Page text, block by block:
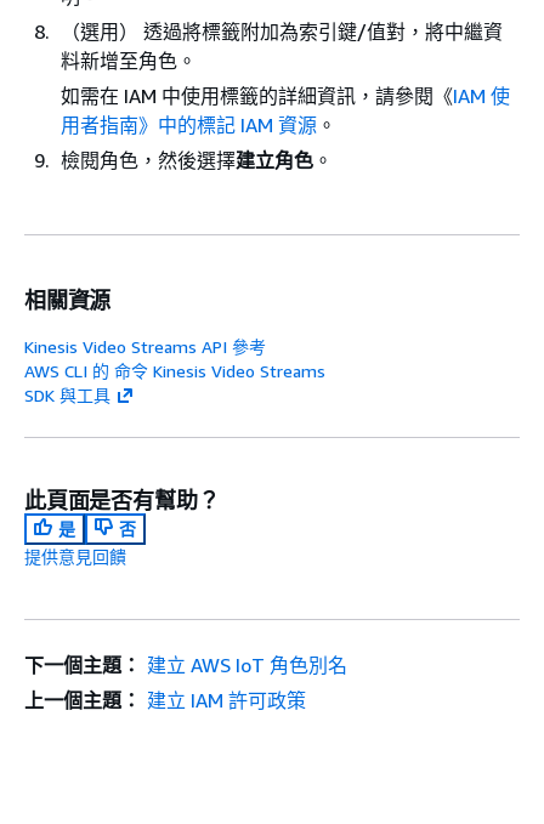
（選用） 透過將標籤附加為索引鍵/值對，將中繼資
料新增至角色。
如需在 IAM 中使用標籤的詳細資訊，請參閱《IAM 使
用者指南》中的標記 IAM 資源 。
檢閱角色，然後選擇建立角色 。
相關資源
Kinesis Video Streams API 參考
AWS CLI 的 命令 Kinesis Video Streams
SDK 與工具
此頁面是否有幫助？
是
否
提供意見回饋
下一個主題： 建立 AWS IoT 角色別名
上一個主題： 建立 IAM 許可政策